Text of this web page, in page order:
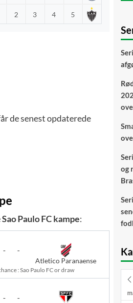
2 3 4 5
de senest opdaterede
Sao Paulo FC kampe:
- -
Atletico Paranaense
: Sao Paulo FC or draw
- -
og